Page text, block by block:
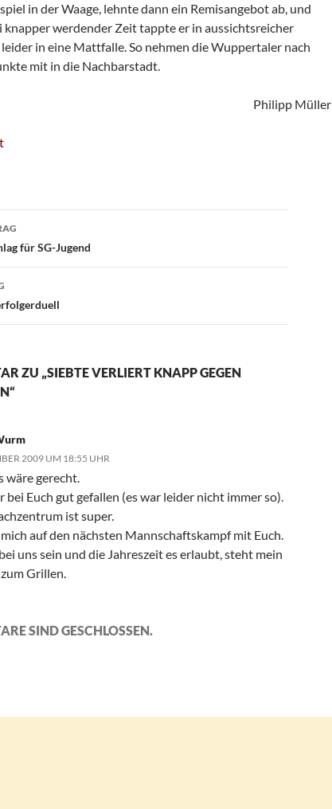
in der Waage, lehnte dann ein Remisangebot ab, und
knapper werdender Zeit tappte er in aussichtsreicher
in eine Mattfalle. So nehmen die Wuppertaler nach
mit in die Nachbarstadt.
Philipp Müller
für SG-Jugend
ZU „SIEBTE VERLIERT KNAPP GEGEN
2009 UM 18:55 UHR
wäre gerecht.
bei Euch gut gefallen (es war leider nicht immer so).
ist super.
auf den nächsten Mannschaftskampf mit Euch.
uns sein und die Jahreszeit es erlaubt, steht mein
Grillen.
SIND GESCHLOSSEN.